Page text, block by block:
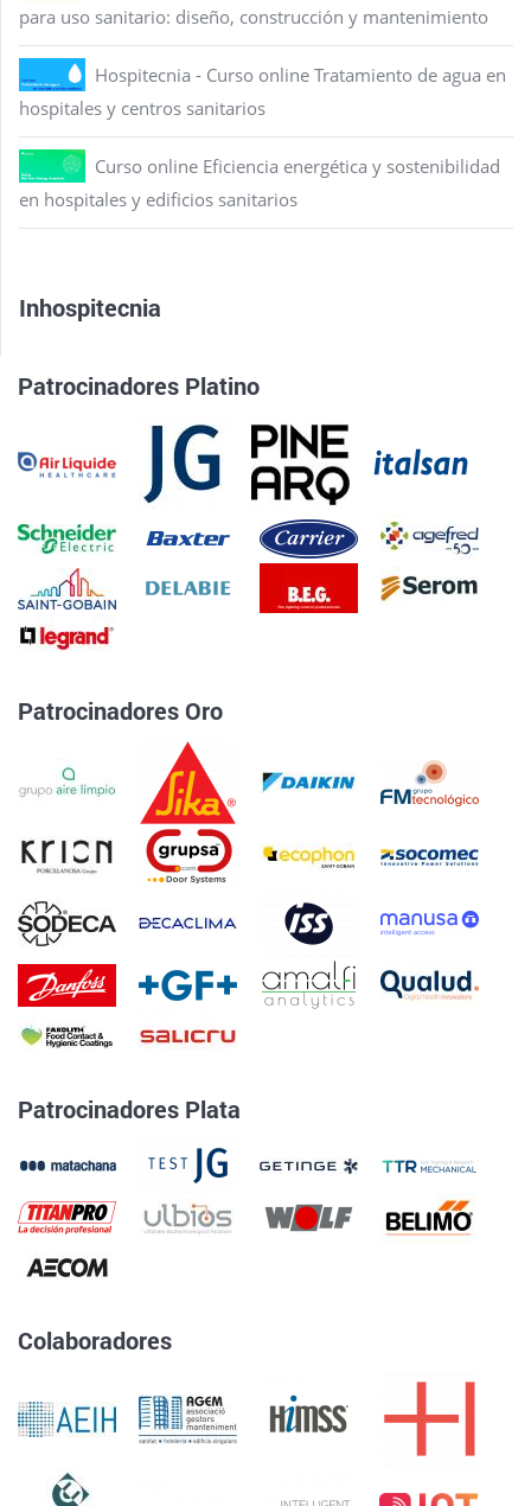
para uso sanitario: diseño, construcción y mantenimiento
Hospitecnia - Curso online Tratamiento de agua en
hospitales y centros sanitarios
Curso online Eficiencia energética y sostenibilidad
en hospitales y edificios sanitarios
Inhospitecnia
Patrocinadores Platino
Patrocinadores Oro
Patrocinadores Plata
Colaboradores